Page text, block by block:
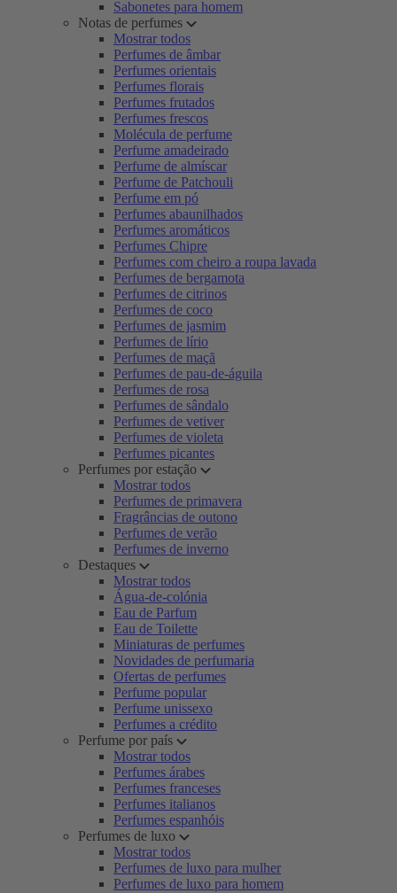
Sabonetes para homem
Notas de perfumes
Mostrar todos
Perfumes de âmbar
Perfumes orientais
Perfumes florais
Perfumes frutados
Perfumes frescos
Molécula de perfume
Perfume amadeirado
Perfume de almíscar
Perfume de Patchouli
Perfume em pó
Perfumes abaunilhados
Perfumes aromáticos
Perfumes Chipre
Perfumes com cheiro a roupa lavada
Perfumes de bergamota
Perfumes de citrinos
Perfumes de coco
Perfumes de jasmim
Perfumes de lírio
Perfumes de maçã
Perfumes de pau-de-águila
Perfumes de rosa
Perfumes de sândalo
Perfumes de vetiver
Perfumes de violeta
Perfumes picantes
Perfumes por estação
Mostrar todos
Perfumes de primavera
Fragrâncias de outono
Perfumes de verão
Perfumes de inverno
Destaques
Mostrar todos
Água-de-colónia
Eau de Parfum
Eau de Toilette
Miniaturas de perfumes
Novidades de perfumaria
Ofertas de perfumes
Perfume popular
Perfume unissexo
Perfumes a crédito
Perfume por país
Mostrar todos
Perfumes árabes
Perfumes franceses
Perfumes italianos
Perfumes espanhóis
Perfumes de luxo
Mostrar todos
Perfumes de luxo para mulher
Perfumes de luxo para homem